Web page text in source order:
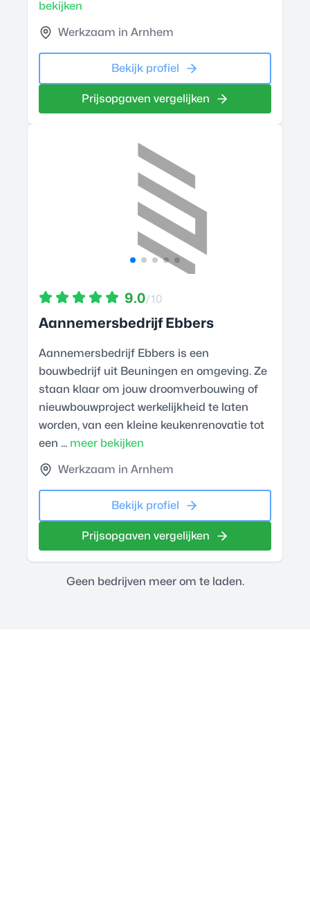
bekijken
Werkzaam in Arnhem
Bekijk profiel
Prijsopgaven vergelijken
9.0/10
Aannemersbedrijf Ebbers
Aannemersbedrijf Ebbers is een
bouwbedrijf uit Beuningen en omgeving. Ze
staan klaar om jouw droomverbouwing of
nieuwbouwproject werkelijkheid te laten
worden, van een kleine keukenrenovatie tot
een ... meer bekijken
Werkzaam in Arnhem
Bekijk profiel
Prijsopgaven vergelijken
Geen bedrijven meer om te laden.